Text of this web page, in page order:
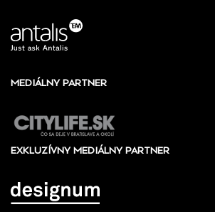
MEDIÁLNY PARTNER
EXKLUZÍVNY MEDIÁLNY PARTNER